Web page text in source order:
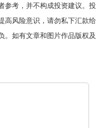
参考，并不构成投资建议。投
高风险意识，请勿私下汇款给
。如有文章和图片作品版权及